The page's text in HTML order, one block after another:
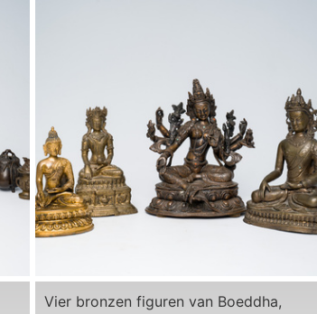
Vier bronzen figuren van Boeddha,